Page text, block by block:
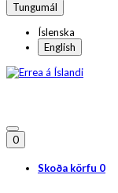
Tungumál
Íslenska
English
0
Skoða körfu 0